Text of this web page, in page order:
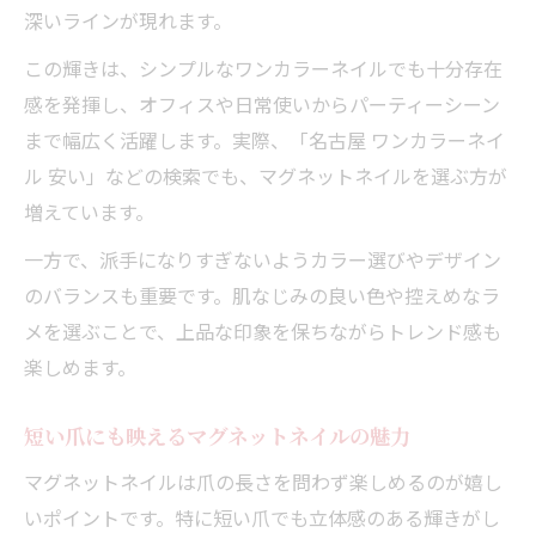
深いラインが現れます。
この輝きは、シンプルなワンカラーネイルでも十分存在
感を発揮し、オフィスや日常使いからパーティーシーン
まで幅広く活躍します。実際、「名古屋 ワンカラーネイ
ル 安い」などの検索でも、マグネットネイルを選ぶ方が
増えています。
一方で、派手になりすぎないようカラー選びやデザイン
のバランスも重要です。肌なじみの良い色や控えめなラ
メを選ぶことで、上品な印象を保ちながらトレンド感も
楽しめます。
短い爪にも映えるマグネットネイルの魅力
マグネットネイルは爪の長さを問わず楽しめるのが嬉し
いポイントです。特に短い爪でも立体感のある輝きがし